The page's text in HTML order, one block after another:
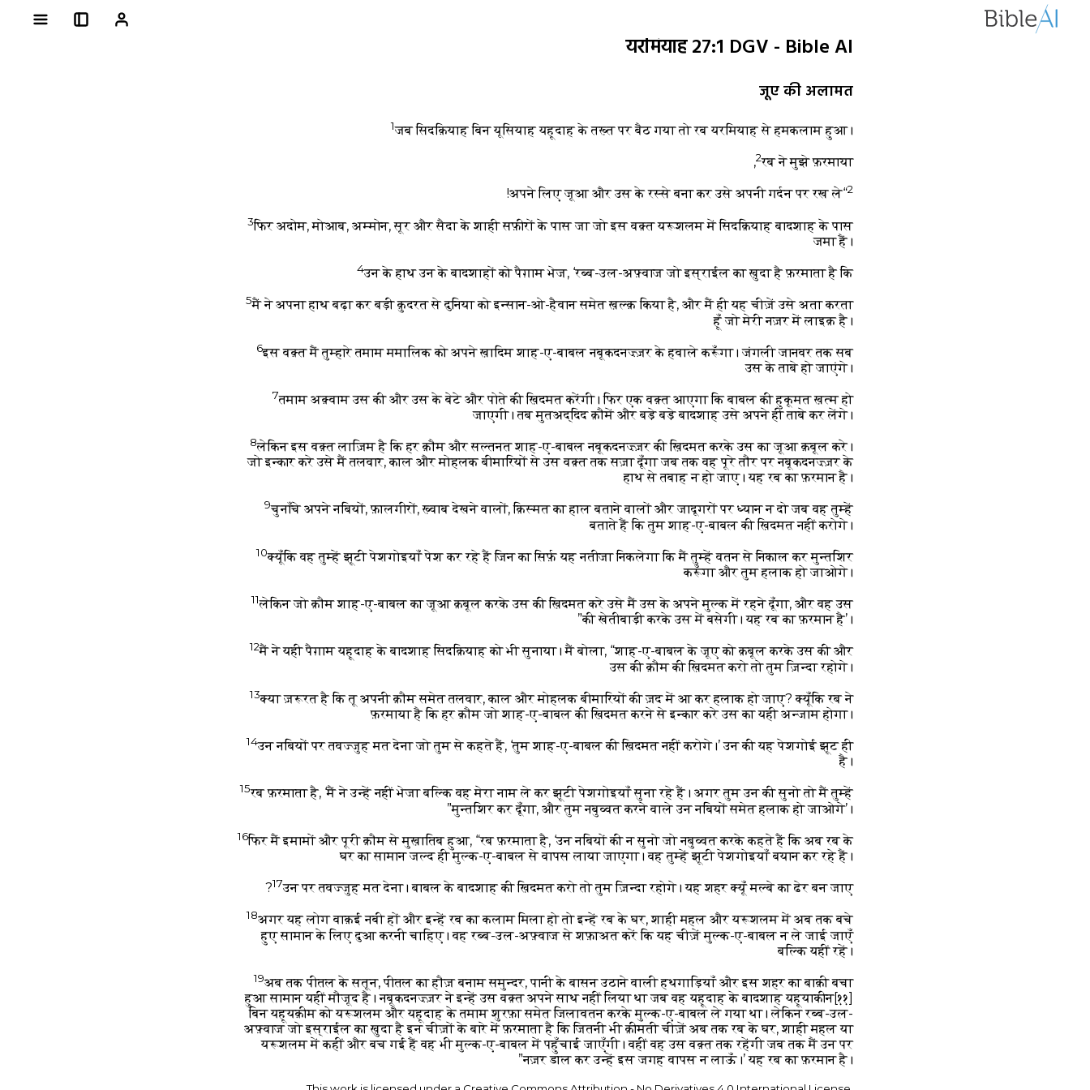
यरमियाह 27:1 DGV - Bible AI
जूए की अलामत
1जब सिदक़ियाह बिन यूसियाह यहूदाह के तख़्त पर बैठ गया तो रब यरमियाह से हमकलाम हुआ।
2रब ने मुझे फ़रमाया,
2
“अपने लिए जूआ और उस के रस्से बना कर उसे अपनी गर्दन पर रख ले!
3फिर अदोम, मोआब, अम्मोन, सूर और सैदा के शाही सफ़ीरों के पास जा जो इस वक़्त यरूशलम में सिदक़ियाह बादशाह के पास
जमा हैं।
4उन के हाथ उन के बादशाहों को पैग़ाम भेज, ‘रब्ब-उल-अफ़्वाज जो इस्राईल का ख़ुदा है फ़रमाता है कि
5मैं ने अपना हाथ बढ़ा कर बड़ी क़ुदरत से दुनिया को इन्सान-ओ-हैवान समेत ख़ल्क़ किया है, और मैं ही यह चीज़ें उसे अता करता
हूँ जो मेरी नज़र में लाइक़ है।
6इस वक़्त मैं तुम्हारे तमाम ममालिक को अपने ख़ादिम शाह-ए-बाबल नबूकदनज़्ज़र के हवाले करूँगा। जंगली जानवर तक सब
उस के ताबे हो जाएंगे।
7तमाम अक़्वाम उस की और उस के बेटे और पोते की ख़िदमत करेंगी। फिर एक वक़्त आएगा कि बाबल की हुकूमत ख़त्म हो
जाएगी। तब मुतअद्दिद क़ौमें और बड़े बड़े बादशाह उसे अपने ही ताबे कर लेंगे।
8लेकिन इस वक़्त लाज़िम है कि हर क़ौम और सल्तनत शाह-ए-बाबल नबूकदनज़्ज़र की ख़िदमत करके उस का जूआ क़बूल करे।
जो इन्कार करे उसे मैं तलवार, काल और मोहलक बीमारियों से उस वक़्त तक सज़ा दूँगा जब तक वह पूरे तौर पर नबूकदनज़्ज़र के
हाथ से तबाह न हो जाए। यह रब का फ़रमान है।
9चुनाँचे अपने नबियों, फ़ालगीरों, ख़्वाब देखने वालों, क़िस्मत का हाल बताने वालों और जादूगरों पर ध्यान न दो जब वह तुम्हें
बताते हैं कि तुम शाह-ए-बाबल की ख़िदमत नहीं करोगे।
10क्यूँकि वह तुम्हें झूटी पेशगोइयाँ पेश कर रहे हैं जिन का सिर्फ़ यह नतीजा निकलेगा कि मैं तुम्हें वतन से निकाल कर मुन्तशिर
करूँगा और तुम हलाक हो जाओगे।
11लेकिन जो क़ौम शाह-ए-बाबल का जूआ क़बूल करके उस की ख़िदमत करे उसे मैं उस के अपने मुल्क में रहने दूँगा, और वह उस
की खेतीबाड़ी करके उस में बसेगी। यह रब का फ़रमान है’।”
12मैं ने यही पैग़ाम यहूदाह के बादशाह सिदक़ियाह को भी सुनाया। मैं बोला, “शाह-ए-बाबल के जूए को क़बूल करके उस की और
उस की क़ौम की ख़िदमत करो तो तुम ज़िन्दा रहोगे।
13क्या ज़रूरत है कि तू अपनी क़ौम समेत तलवार, काल और मोहलक बीमारियों की ज़द में आ कर हलाक हो जाए? क्यूँकि रब ने
फ़रमाया है कि हर क़ौम जो शाह-ए-बाबल की ख़िदमत करने से इन्कार करे उस का यही अन्जाम होगा।
14उन नबियों पर तवज्जुह मत देना जो तुम से कहते हैं, ‘तुम शाह-ए-बाबल की ख़िदमत नहीं करोगे।’ उन की यह पेशगोई झूट ही
है।
15रब फ़रमाता है, ‘मैं ने उन्हें नहीं भेजा बल्कि वह मेरा नाम ले कर झूटी पेशगोइयाँ सुना रहे हैं। अगर तुम उन की सुनो तो मैं तुम्हें
मुन्तशिर कर दूँगा, और तुम नबुव्वत करने वाले उन नबियों समेत हलाक हो जाओगे’।”
16फिर मैं इमामों और पूरी क़ौम से मुख़ातिब हुआ, “रब फ़रमाता है, ‘उन नबियों की न सुनो जो नबुव्वत करके कहते हैं कि अब रब के
घर का सामान जल्द ही मुल्क-ए-बाबल से वापस लाया जाएगा। वह तुम्हें झूटी पेशगोइयाँ बयान कर रहे हैं।
17उन पर तवज्जुह मत देना। बाबल के बादशाह की ख़िदमत करो तो तुम ज़िन्दा रहोगे। यह शहर क्यूँ मल्बे का ढेर बन जाए?
18अगर यह लोग वाक़ई नबी हों और इन्हें रब का कलाम मिला हो तो इन्हें रब के घर, शाही महल और यरूशलम में अब तक बचे
हुए सामान के लिए दुआ करनी चाहिए। वह रब्ब-उल-अफ़्वाज से शफ़ाअत करें कि यह चीज़ें मुल्क-ए-बाबल न ले जाई जाएँ
बल्कि यहीं रहें।
19अब तक पीतल के सतून, पीतल का हौज़ बनाम समुन्दर, पानी के बासन उठाने वाली हथगाड़ियाँ और इस शहर का बाक़ी बचा
हुआ सामान यहीं मौजूद है। नबूकदनज़्ज़र ने इन्हें उस वक़्त अपने साथ नहीं लिया था जब वह यहूदाह के बादशाह यहूयाकीन[११]
बिन यहूयक़ीम को यरूशलम और यहूदाह के तमाम शुरफ़ा समेत जिलावतन करके मुल्क-ए-बाबल ले गया था। लेकिन रब्ब-उल-
अफ़्वाज जो इस्राईल का ख़ुदा है इन चीज़ों के बारे में फ़रमाता है कि जितनी भी क़ीमती चीज़ें अब तक रब के घर, शाही महल या
यरूशलम में कहीं और बच गई हैं वह भी मुल्क-ए-बाबल में पहुँचाई जाएँगी। वहीं वह उस वक़्त तक रहेंगी जब तक मैं उन पर
नज़र डाल कर उन्हें इस जगह वापस न लाऊँ।’ यह रब का फ़रमान है।”